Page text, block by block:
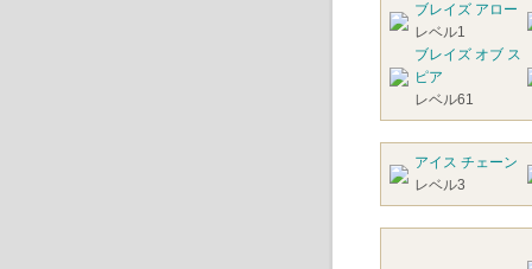
ブレイズ アロー
レベル1
ブレイズ オブ ス
ピア
レベル61
アイス チェーン
レベル3